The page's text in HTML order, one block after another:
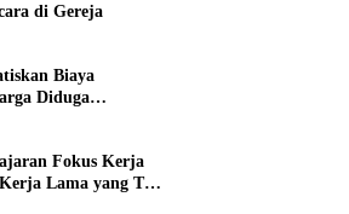
di Gereja
Biaya
Diduga
Fokus Kerja
Lama yang Tak